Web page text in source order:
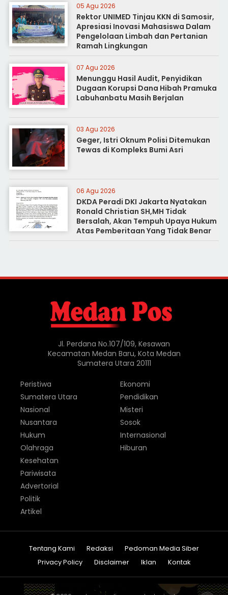
05 Agu 2026
Rektor UNIMED Tinjau KKN di Samosir,
Apresiasi Inovasi Mahasiswa Dalam
Pengelolaan Limbah dan Pertanian
Ramah Lingkungan
07 Agu 2026
Menunggu Hasil Audit, Penyidikan
Dugaan Korupsi Dana Hibah Pramuka
Labuhanbatu Masih Berjalan
03 Agu 2026
Geger, Istri Oknum Polisi Ditemukan
Tewas di Kompleks Bumi Asri
06 Agu 2026
DKDA Peradi DKI Jakarta Nyatakan
Ronald Christian SH,MH Tidak
Bersalah, Akan Tempuh Upaya Hukum
Atas Pemberitaan Yang Tidak Benar
Jl. Perdana No.107/109, Kesawan
Kecamatan Medan Baru, Kota Medan
Sumatera Utara 20111
Peristiwa
Sumatera Utara
Nasional
Nusantara
Hukum
Olahraga
Ekonomi
Pendidikan
Misteri
Sosok
Internasional
Hiburan
Kesehatan
Pariwisata
Advertorial
Politik
Artikel
Tentang Kami Redaksi
Pedoman Media Siber
Privacy Policy
Disclaimer Iklan Kontak